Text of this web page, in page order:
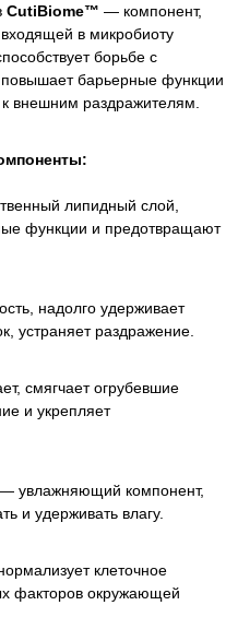
CutiBiome™ — компонент,
в микробиоту
борьбе с
барьерные функции
к внешним раздражителям.
липидный слой,
функции и предотвращают
надолго удерживает
устраняет раздражение.
смягчает огрубевшие
и укрепляет
— увлажняющий компонент,
и удерживать влагу.
клеточное
факторов окружающей